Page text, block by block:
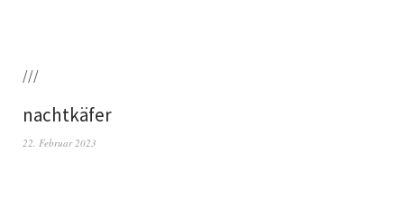
///
nachtkäfer
22. Februar 2023